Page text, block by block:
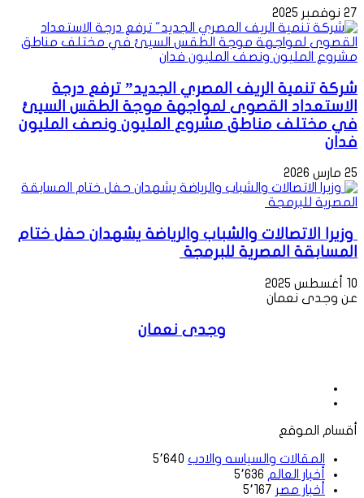
27 نوفمبر 2025
شركة تنمية الريف المصري الجديد” ترفع درجة
الاستعداد القصوى لمواجهة موجة الطقس السيئ
في مختلف مناطق مشروع المليون ونصف المليون
فدان
25 مارس 2026
وزيرا الاتصالات والشباب والرياضة يشهدان حفل ختام
المسابقة المصرية للبرمجة
10 أغسطس 2025
عن وجدى نعمان
وجدى نعمان
أقسام الموقع
المقالات والسياسه والادب 5٬640
أخبار العالم 5٬636
أخبار مصر 5٬167